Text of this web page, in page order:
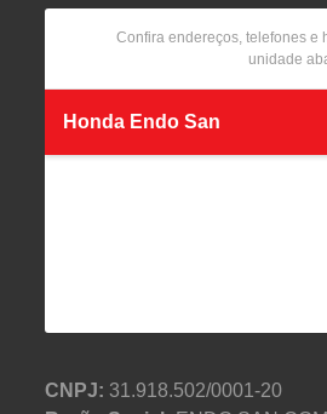
Confira endereços, telefones e
unidade
Honda Endo San
CNPJ: 31.918.502/0001-20